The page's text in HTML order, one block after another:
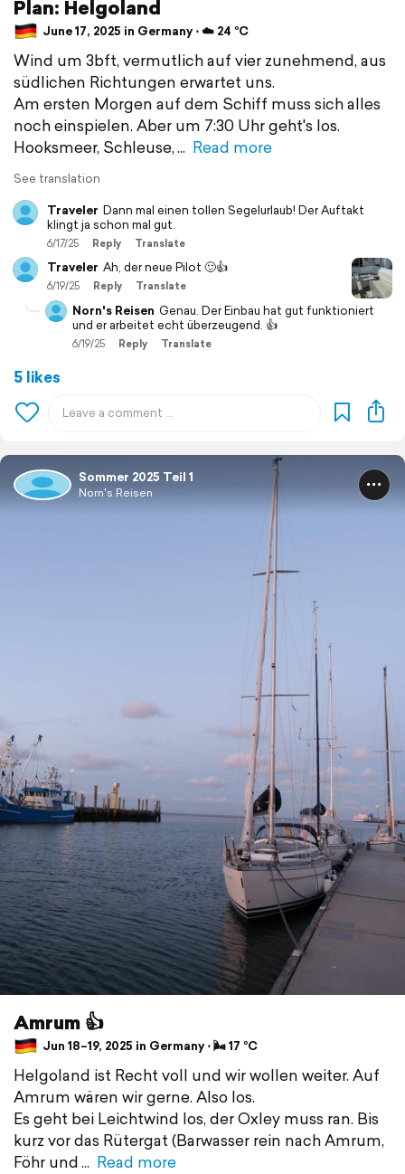
Plan: Helgoland
June 17, 2025 in Germany ⋅ ☁️ 24 °C
Wind um 3bft, vermutlich auf vier zunehmend, aus
südlichen Richtungen erwartet uns.
Am ersten Morgen auf dem Schiff muss sich alles
noch einspielen. Aber um 7:30 Uhr geht's los.
Hooksmeer, Schleuse,
Read more
See translation
Traveler Dann mal einen tollen Segelurlaub! Der Auftakt
klingt ja schon mal gut.
6/17/25 Reply Translate
Traveler Ah, der neue Pilot 🙂👍
6/19/25 Reply Translate
Norn's Reisen Genau. Der Einbau hat gut funktioniert
und er arbeitet echt überzeugend. 👍
6/19/25 Reply Translate
5 likes
Sommer 2025 Teil 1
Norn's Reisen
Amrum 👍
Jun 18–19, 2025 in Germany ⋅ 🌬 17 °C
Helgoland ist Recht voll und wir wollen weiter. Auf
Amrum wären wir gerne. Also los.
Es geht bei Leichtwind los, der Oxley muss ran. Bis
kurz vor das Rütergat (Barwasser rein nach Amrum,
Föhr und
Read more